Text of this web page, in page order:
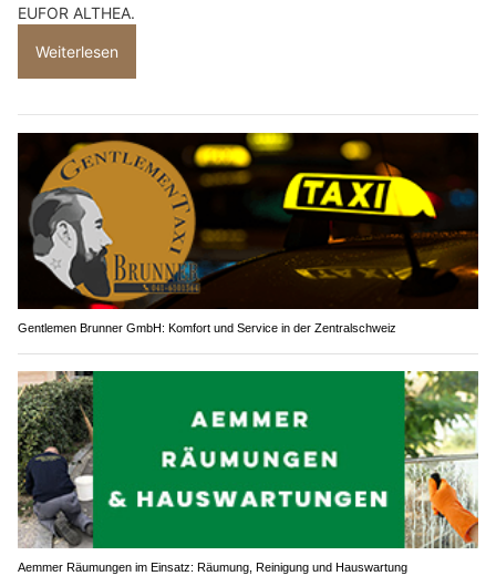
EUFOR ALTHEA.
Weiterlesen
Gentlemen Brunner GmbH: Komfort und Service in der Zentralschweiz
Aemmer Räumungen im Einsatz: Räumung, Reinigung und Hauswartung